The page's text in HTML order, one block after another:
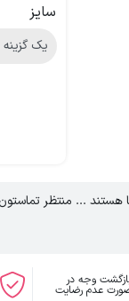
سایز
هستند ... منتظر
وجه در
عدم رضایت